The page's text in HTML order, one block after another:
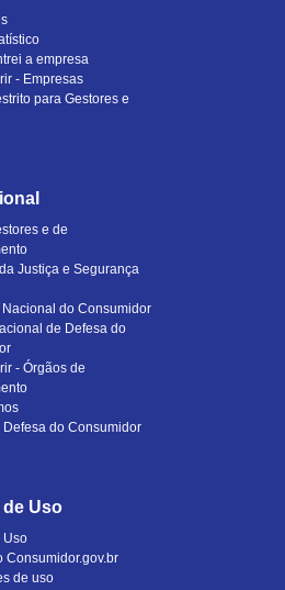
a empresa
- Empresas
para Gestores e
e de
Justiça e Segurança
do Consumidor
de Defesa do
- Órgãos de
do Consumidor
de Uso
Uso
Consumidor.gov.br
de uso